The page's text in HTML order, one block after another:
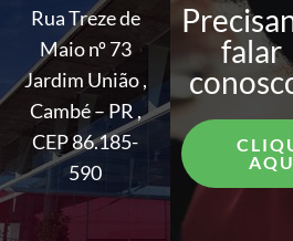
Rua Treze de
Maio nº 73
Jardim União ,
Cambé – PR ,
CEP 86.185-
590
falar